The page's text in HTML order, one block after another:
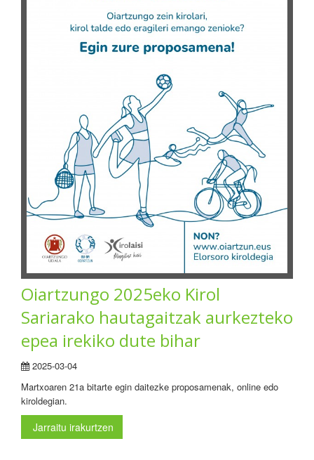
Oiartzungo 2025eko Kirol
Sariarako hautagaitzak aurkezteko
epea irekiko dute bihar
2025-03-04
Martxoaren 21a bitarte egin daitezke proposamenak, online edo
kiroldegian.
Jarraitu irakurtzen